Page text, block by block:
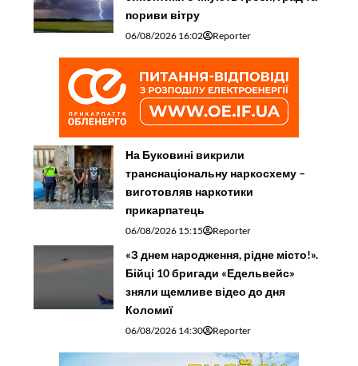
пориви вітру
06/08/2026 16:02 Reporter
На Буковині викрили
транснаціональну наркосхему –
виготовляв наркотики
прикарпатець
06/08/2026 15:15 Reporter
«З днем народження, рідне місто!».
Бійці 10 бригади «Едельвейс»
зняли щемливе відео до дня
Коломиї
06/08/2026 14:30 Reporter